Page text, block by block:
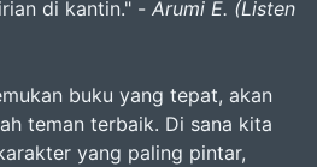
di kantin." - Arumi E. (Listen
buku yang tepat, akan
teman terbaik. Di sana kita
yang paling pintar,